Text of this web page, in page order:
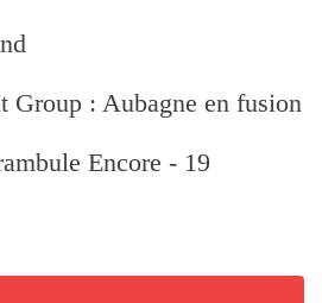
Group : Aubagne en fusion
Encore - 19